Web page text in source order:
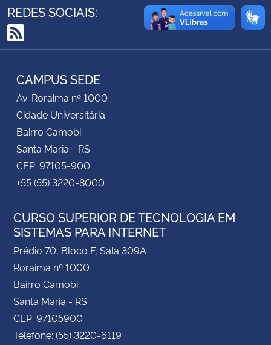
Controladoria-Geral da União
Secretaria-Geral
Secretaria de Governo
Gabinete de Segurança Institucional
Advocacia-Geral da União
Banco Central do Brasil
Planalto
REDES SOCIAIS:
RSS
CAMPUS SEDE
Av. Roraima nº 1000
Cidade Universitária
Bairro Camobi
Santa Maria - RS
CEP: 97105-900
+55 (55) 3220-8000
CURSO SUPERIOR DE TECNOLOGIA EM
SISTEMAS PARA INTERNET
Prédio 70, Bloco F, Sala 309A
Roraima nº 1000
Bairro Camobi
Santa Maria - RS
CEP: 97105900
Telefone: (55) 3220-6119